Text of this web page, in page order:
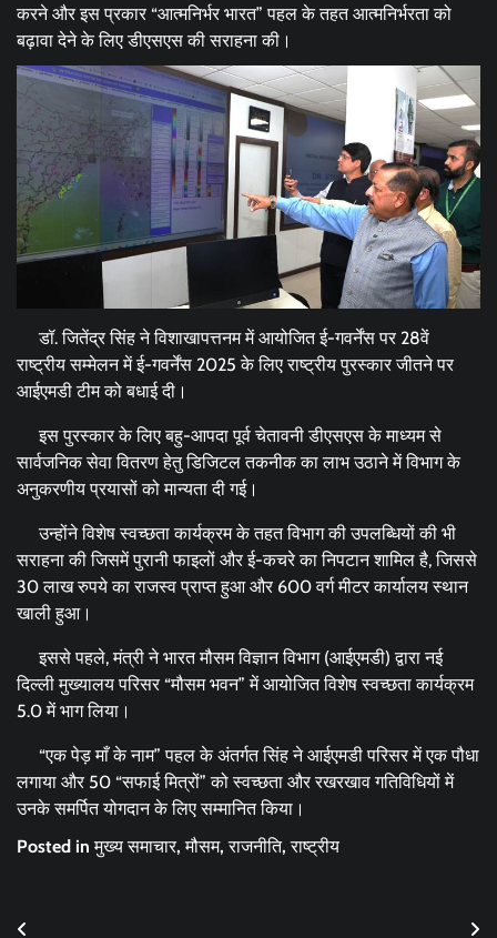
करने और इस प्रकार “आत्मनिर्भर भारत” पहल के तहत आत्मनिर्भरता को
बढ़ावा देने के लिए डीएसएस की सराहना की।
डॉ. जितेंद्र सिंह ने विशाखापत्तनम में आयोजित ई-गवर्नेंस पर 28वें
राष्ट्रीय सम्मेलन में ई-गवर्नेंस 2025 के लिए राष्ट्रीय पुरस्कार जीतने पर
आईएमडी टीम को बधाई दी।
इस पुरस्कार के लिए बहु-आपदा पूर्व चेतावनी डीएसएस के माध्यम से
सार्वजनिक सेवा वितरण हेतु डिजिटल तकनीक का लाभ उठाने में विभाग के
अनुकरणीय प्रयासों को मान्यता दी गई।
उन्होंने विशेष स्वच्छता कार्यक्रम के तहत विभाग की उपलब्धियों की भी
सराहना की जिसमें पुरानी फाइलों और ई-कचरे का निपटान शामिल है, जिससे
30 लाख रुपये का राजस्व प्राप्त हुआ और 600 वर्ग मीटर कार्यालय स्थान
खाली हुआ।
इससे पहले, मंत्री ने भारत मौसम विज्ञान विभाग (आईएमडी) द्वारा नई
दिल्ली मुख्यालय परिसर “मौसम भवन” में आयोजित विशेष स्वच्छता कार्यक्रम
5.0 में भाग लिया।
“एक पेड़ माँ के नाम” पहल के अंतर्गत सिंह ने आईएमडी परिसर में एक पौधा
लगाया और 50 “सफाई मित्रों” को स्वच्छता और रखरखाव गतिविधियों में
उनके समर्पित योगदान के लिए सम्मानित किया।
Posted inमुख्य समाचार,मौसम,राजनीति,राष्ट्रीय